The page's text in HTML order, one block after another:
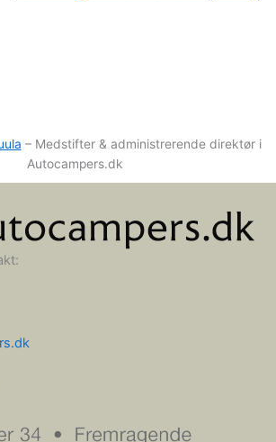
– Medstifter & administrerende direktør i
Autocampers.dk